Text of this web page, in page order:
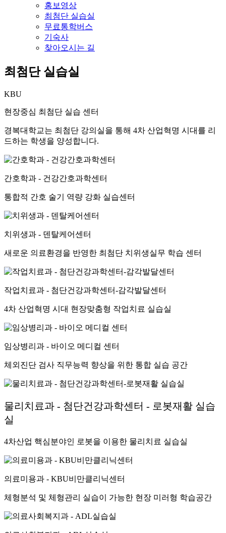
홍보영상
최첨단 실습실
무료통학버스
기숙사
찾아오시는 길
최첨단 실습실
KBU
현장중심 최첨단 실습 센터
경복대학교는 최첨단 강의실을 통해 4차 산업혁명 시대를 리
드하는 학생을 양성합니다.
간호학과 - 건강간호과학센터
통합적 간호 술기 역량 강화 실습센터
치위생과 - 덴탈케어센터
새로운 의료환경을 반영한 최첨단 치위생실무 학습 센터
작업치료과 - 첨단건강과학센터-감각발달센터
4차 산업혁명 시대 현장맞춤형 작업치료 실습실
임상병리과 - 바이오 메디컬 센터
체외진단 검사 직무능력 향상을 위한 통합 실습 공간
물리치료과 - 첨단건강과학센터 - 로봇재활 실습
실
4차산업 핵심분야인 로봇을 이용한 물리치료 실습실
의료미용과 - KBU비만클리닉센터
체형분석 및 체형관리 실습이 가능한 현장 미러형 학습공간